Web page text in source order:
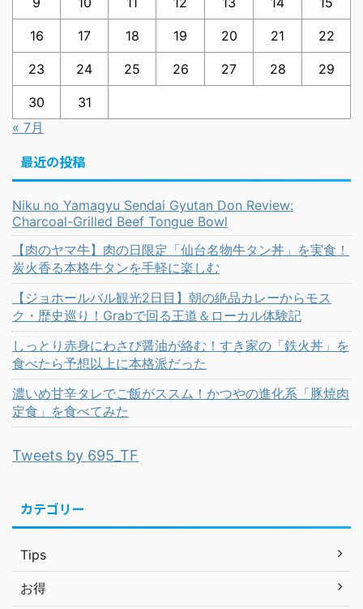
16 17 18 19 20 21 22
23 24 25 26 27 28 29
30
31
« 7月
最近の投稿
Niku no Yamagyu Sendai Gyutan Don Review:
Charcoal-Grilled Beef Tongue Bowl
【肉のヤマ牛】肉の日限定「仙台名物牛タン丼」を実食！
炭火香る本格牛タンを手軽に楽しむ
【ジョホールバル観光2日目】朝の絶品カレーからモス
ク・歴史巡り！Grabで回る王道＆ローカル体験記
しっとり赤身にわさび醤油が絡む！すき家の「鉄火丼」を
食べたら予想以上に本格派だった
濃いめ甘辛タレでご飯がススム！かつやの進化系「豚焼肉
定食」を食べてみた
Tweets by 695_TF
カテゴリー
Tips
お得